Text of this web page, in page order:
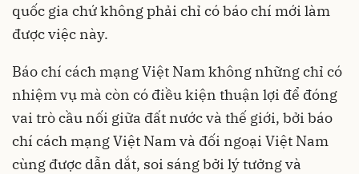
quốc gia chứ không phải chỉ có báo chí mới làm
được việc này.
Báo chí cách mạng Việt Nam không những chỉ có
nhiệm vụ mà còn có điều kiện thuận lợi để đóng
vai trò cầu nối giữa đất nước và thế giới, bởi báo
chí cách mạng Việt Nam và đối ngoại Việt Nam
cùng được dẫn dắt, soi sáng bởi lý tưởng và